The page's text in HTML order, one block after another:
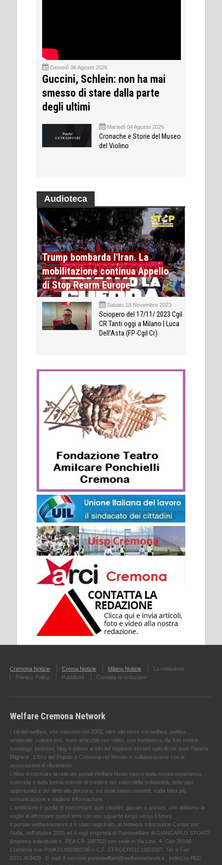
Giovedì 06 Agosto 2026
Guccini, Schlein: non ha mai
smesso di stare dalla parte
degli ultimi
Martedì 04 Agosto 2026
Cronache e Storie del Museo
del Violino
Audioteca
Trump bombarda l'Iran. La
mobilitazione continua Appello
di Stop Rearm Europe
Sabato 18 Novembre 2023
Sciopero del 17/11/ 2023 Cgil
CR Tanti oggi a Milano | Luca
Dell’Asta (FP-Cgil Cr)
Cremona Notizie Crema Notizie Milano Notizie
La redazione
Privacy Policy
Pubblicità Contatta la redazione
Welfare Cremona Network
I siti del welfare, che nascono nel 2002, oltre alle news sul welfare, politica ,
sindacale ,cultura ecc. sono arricchiti con video, una mediateca, da foto notizie,
sondaggi, petizioni, blog e lettere al sito ed ospitano sezioni specifiche quali Pianeta
Migranti , L'Eco del Popolo e Cremona nel Mondo in collaborazione con le
associazioni di riferimento.
L'idea di costruire la rete dei portali Welfare News nasce dalla nostra esperienza
concreta e dalla ferma volontà di credere nei valori della solidarietà, delle pari
opportunità e dei diritti alla persona, sui quali siamo convinti, vada fatta più
comunicazione e migliore informazione.
L'ambizione è quella di intercettare quei cittadini, giovani o anziani, che abbiamo la
voglia di affrontare questi temi con uno sguardo lungo verso il futuro.
Il portale welfarenetwork.it è stato registrato, al Network Information Center per
l'Italia, nell’ottobre 2005 ed è oggi proprietà di Puntowelfare di GIANCARLO STORTI
[Impresa individuale n. REA CR-188702] con sede in Via Litta, 4- Cap 26100
Cremona con P.IVA 01493300196 e C.F. STRGCR51C10D150T. Tel. e Fax
0372.453429 . E-mail di servizio puntowelfare@welfarenetwork.it ; indirizzo PEC